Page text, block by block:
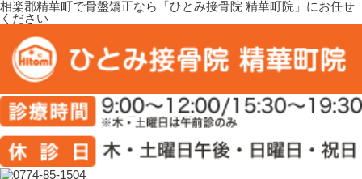
相楽郡精華町で骨盤矯正なら「ひとみ接骨院 精華町院」にお任せ
ください